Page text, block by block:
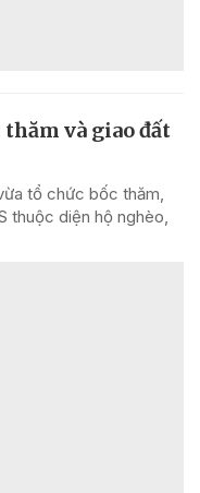
và giao đất
tổ chức bốc thăm,
thuộc diện hộ nghèo,